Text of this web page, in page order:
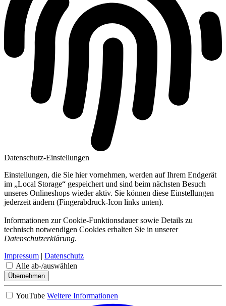
Datenschutz-Einstellungen
Einstellungen, die Sie hier vornehmen, werden auf Ihrem Endgerät
im „Local Storage“ gespeichert und sind beim nächsten Besuch
unseres Onlineshops wieder aktiv. Sie können diese Einstellungen
jederzeit ändern (Fingerabdruck-Icon links unten).
Informationen zur Cookie-Funktionsdauer sowie Details zu
technisch notwendigen Cookies erhalten Sie in unserer
Datenschutzerklärung.
Impressum | Datenschutz
Alle ab-/auswählen
Übernehmen
YouTube Weitere Informationen